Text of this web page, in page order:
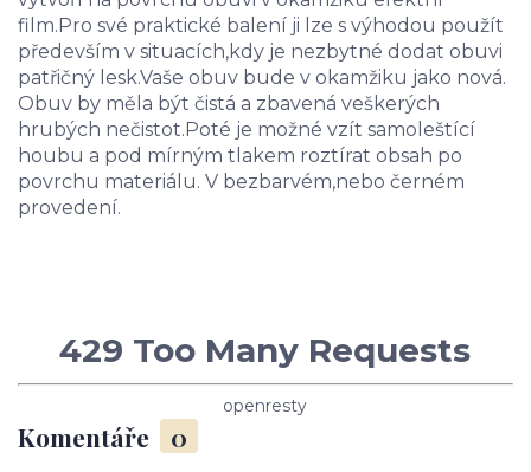
film.Pro své praktické balení ji lze s výhodou použít
především v situacích,kdy je nezbytné dodat obuvi
patřičný lesk.Vaše obuv bude v okamžiku jako nová.
Obuv by měla být čistá a zbavená veškerých
hrubých nečistot.Poté je možné vzít samoleštící
houbu a pod mírným tlakem roztírat obsah po
povrchu materiálu. V bezbarvém,nebo černém
provedení.
429 Too Many Requests
openresty
Komentáře 0